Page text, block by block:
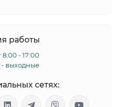
работы
- 17:00
- выходные
сетях: